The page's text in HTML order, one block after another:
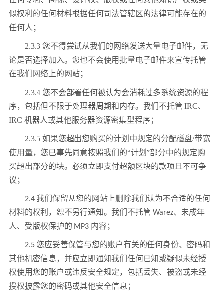
似权利的任何材料根据任何司法管辖区的法律可能存在的
任何人；
2.3.3 您不得尝试从我们的网络发送大量电子邮件，无
论是否选择加入。您也不会使用批量电子邮件来宣传托管
在我们网络上的网站；
2.3.4 您不会部署任何被认为会消耗过多系统资源的程
序，包括但不限于处理器周期和内存。我们不托管 IRC、
IRC 机器人或其他服务器资源密集型程序；
2.3.5 如果您超出您购买的计划中规定的分配磁盘/带宽
使用量，您已事先同意按照我们的“计划”部分中的规定购
买超出部分的块。必须立即支付超额区块的款项且不可争
议；
2.4 我们保留从您的网站上删除我们认为不合适的任何
材料的权利，恕不另行通知。我们不托管 Warez、未成年
人、受版权保护的 MP3 内容；
2.5 您应妥善保管与您的账户有关的任何身份、密码和
其他机密信息，并应立即通知我们任何已知或疑似未经授
权使用您的账户或违反安全规定，包括丢失、被盗或未经
授权披露您的密码或其他安全信息；